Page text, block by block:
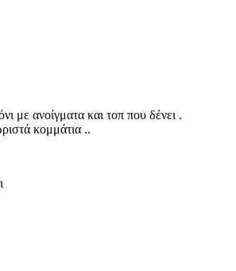
με ανοίγματα και τοπ που δένει .
κομμάτια ..